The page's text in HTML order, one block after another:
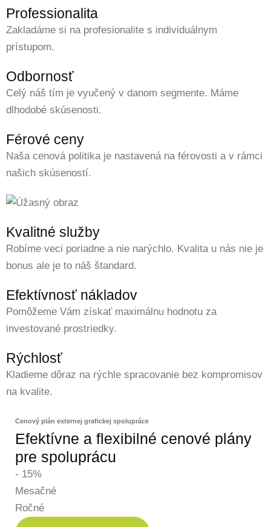
Professionalita
Zakladáme si na profesionalite s individuálnym
prístupom.
Odbornosť
Celý náš tím je vyučený v danom segmente. Máme
dlhodobé skúsenosti.
Férové ceny
Naša cenová politika je nastavená na férovosti a v rámci
našich skúseností.
Kvalitné služby
Robíme veci poriadne a nie narýchlo. Kvalita u nás nie je
bonus ale je to náš štandard.
Efektívnosť nákladov
Pomôžeme Vám získať maximálnu hodnotu za
investované prostriedky.
Rýchlosť
Kladieme dôraz na rýchle spracovanie bez kompromisov
na kvalite.
Cenový plán externej grafickej spolupráce
Efektívne a flexibilné cenové plány
pre spoluprácu
- 15%
Mesačné
Ročné